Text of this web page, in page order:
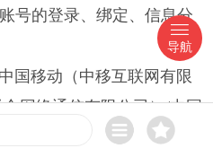
号的登录、绑定、信息分
移动（中移互联网有限
网络通信有限公司）/中国
责任公司），收集您的手
导航